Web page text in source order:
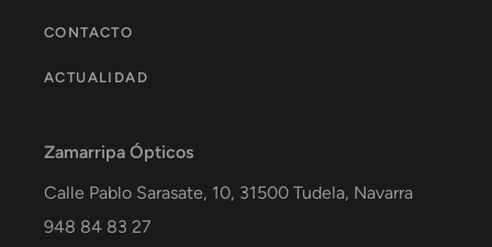
CONTACTO
ACTUALIDAD
Zamarripa Ópticos
Calle Pablo Sarasate, 10, 31500 Tudela, Navarra
948 84 83 27